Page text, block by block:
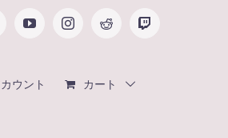
YouTubeInstagramReddit Twitch
ウント カート